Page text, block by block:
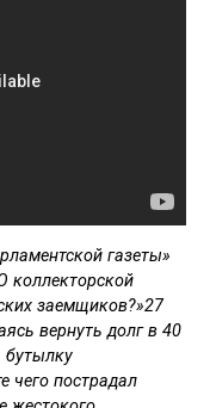
газеты»
коллекторской
заемщиков?»27
вернуть долг в 40
бутылку
чего пострадал